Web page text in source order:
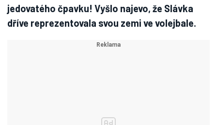
jedovatého čpavku! Vyšlo najevo, že Slávka
dříve reprezentovala svou zemi ve volejbale.